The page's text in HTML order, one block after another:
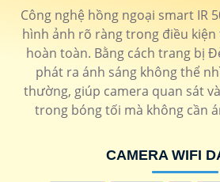
THÔNG TIN
💎 Camera wifi xoay
1.700.000 VNĐHãng imou kết nối wifi góc
GS2DP-5K0W
🗂 Camera wifi up trần
Công nghệ hồng ngoại smart IR
hình ảnh rõ ràng trong điều
hoàn toàn. Bằng cách trang bị
phát ra ánh sáng không thể
thường, giúp camera quan sát
trong bóng tối mà không cần
CAMERA WIFI